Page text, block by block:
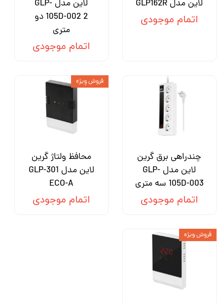
لاین مدل GLP162R
اتمام موجودی
لاین مدل GLP-
105D-002 2 دو
متری
اتمام موجودی
چندراهی برق گرین
لاین مدل GLP-
105D-003 سه متری
اتمام موجودی
محافظ ولتاژ گرین
لاین مدل GLP-301
ECO-A
اتمام موجودی
فروش وِیژه
فروش ویژه